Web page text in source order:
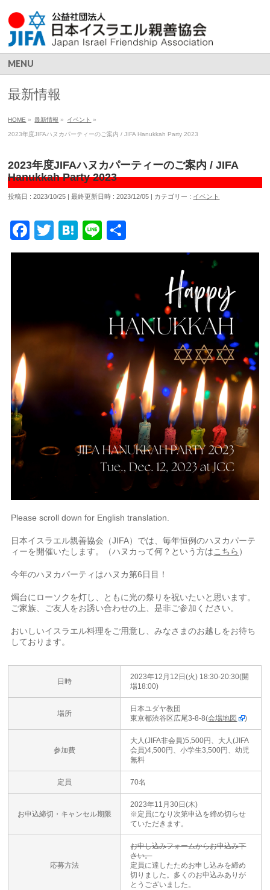
MENU
最新情報
HOME » 最新情報 » イベント »
2023年度JIFAハヌカパーティーのご案内 / JIFA Hanukkah Party 2023
2023年度JIFAハヌカパーティーのご案内 / JIFA
Hanukkah Party 2023
投稿日 : 2023/10/25 最終更新日時 : 2023/12/05 カテゴリー : イベント
Facebook
Twitter
Hatena
Line
有
Please scroll down for English translation.
日本イスラエル親善協会（JIFA）では、毎年恒例のハヌカパーテ
ィーを開催いたします。（ハヌカって何？という方はこちら ）
今年のハヌカパーティはハヌカ第6日目！
燭台にローソクを灯し、ともに光の祭りを祝いたいと思います。
ご家族、ご友人をお誘い合わせの上、是非ご参加ください。
おいしいイスラエル料理をご用意し、みなさまのお越しをお待ち
しております。
日時
2023年12月12日(火) 18:30-20:30(開
場18:00)
場所
日本ユダヤ教団
東京都渋谷区広尾3-8-8(会場地図 )
参加費
大人(JIFA非会員)5,500円、大人(JIFA
会員)4,500円、小学生3,500円、幼児
無料
定員 70名
お申込締切・キャンセル期限
2023年11月30日(木)
※定員になり次第申込を締め切らせ
ていただきます。
応募方法
お申し込みフォームからお申込み下
さい。
定員に達したためお申し込みを締め
切りました。多くのお申込みありが
とうございました。